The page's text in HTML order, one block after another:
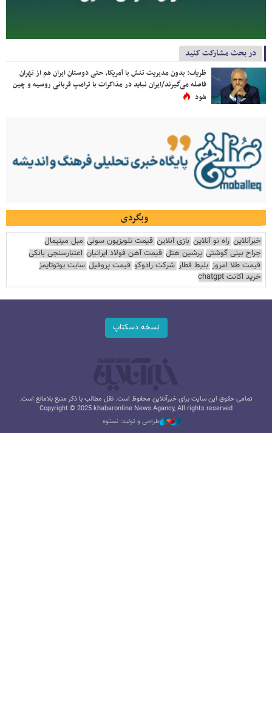
در بحث مشارکت کنید
ظریف: بدون مدیریت تنش با آمریکا، حتی دوستان ایران هم از تهران
فاصله می‌گیرند/ایران نباید در مذاکرات با ترامپ قربانی روسیه و چین
شود
وبگردی
خبرآنلاین راه نو آنلاین بازی آنلاین قیمت تلویزیون سونی مبل مینیمال
جراح بینی گوشتی پرشین هتل قیمت آهن فولاد ایرانیان اعتبارسنجی بانکی
قیمت طلا امروز بلیط قطار شرکت رادوکو قیمت پروفیل سایت یوتوتایمز
خرید اکانت chatgpt
نسخه دسکتاپ
تمامی حقوق این سایت برای خبرآنلاین محفوظ است. نقل مطالب با ذکر منبع بلامانع است.
Copyright © 2025 khabaronline News Agancy, All rights reserved
طراحی و تولید: نستوه